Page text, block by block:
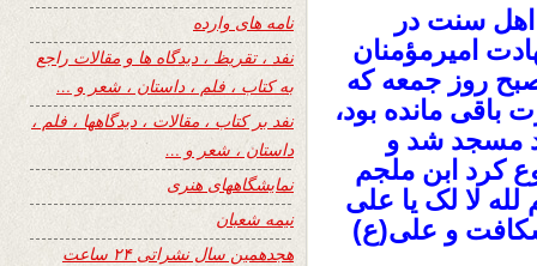
اهل سنت در
امیرمؤمنان
روز جمعه که
مانده بود،
مسجد شد و
کرد ابن ‏ملجم
لا لک یا علی
و علی(ع)
نامه های وارده
نفد ، تقریظ ، دیدگاه ها و مقالات راجع
به کتاب ، فلم ، داستان ، شعر و …
نفد بر کتاب ، مقالات ، دیدگاهها ، فلم ،
داستان ، شعر و …
نمایشگاههای هنری
نیمه شعبان
هجدهمین سال نشراتی ۲۴ ساعت